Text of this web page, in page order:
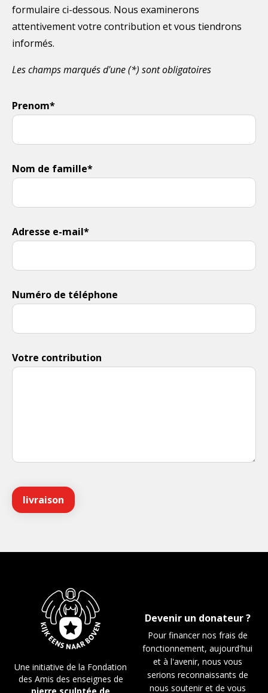
formulaire ci-dessous. Nous examinerons
attentivement votre contribution et vous tiendrons
informés.
Les champs marqués d'une (*) sont obligatoires
Prenom*
Nom de famille*
Adresse e-mail*
Numéro de téléphone
Votre contribution
Devenir un donateur ?
Pour financer nos frais de
fonctionnement, aujourd'hui
et à l'avenir, nous vous
serions reconnaissants de
nous soutenir et de vous
Une initiative de la Fondation
des Amis des enseignes de
pierre sculptée de